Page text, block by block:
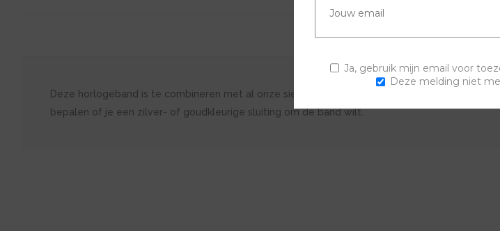
OVERZICHT
Deze horlogeband is te combineren met al onze sierringen. Stel je eigen horloge samen en
bepalen of je een zilver- of goudkleurige sluiting om de band wilt.
Ja, gebruik mijn email voor
Deze melding niet